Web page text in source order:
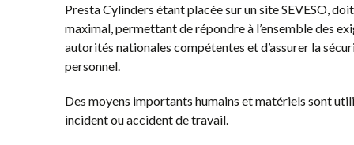
Presta Cylinders étant placée sur un site SEVESO,
maximal, permettant de répondre à l’ensemble des
autorités nationales compétentes et d’assurer la
personnel.
Des moyens importants humains et matériels sont
incident ou accident de travail.